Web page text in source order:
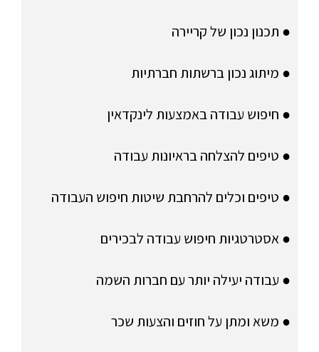
● תכנון נכון של קריירה
● מיתוג נכון ברשתות חברתיות
● חיפוש עבודה באמצעות לינקדאין
● טיפים להצלחה בראיונות עבודה
● טיפים וכלים להרחבת שיטות חיפוש העבודה
● אסטרטגיות חיפוש עבודה לבכירים
● עבודה יעילה יותר עם חברות השמה
● משא ומתן על חוזים והצעות שכר